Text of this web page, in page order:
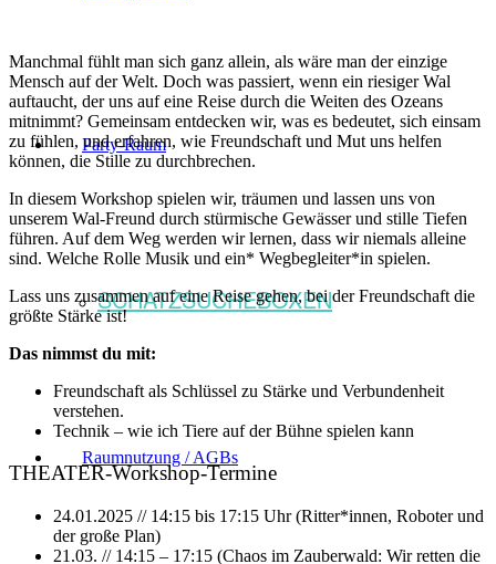
Party-Raum
SCHATZSUCHEBOXEN
Raumnutzung / AGBs
Manchmal fühlt man sich ganz allein, als wäre man der einzige
Mensch auf der Welt. Doch was passiert, wenn ein riesiger Wal
auftaucht, der uns auf eine Reise durch die Weiten des Ozeans
mitnimmt? Gemeinsam entdecken wir, was es bedeutet, sich einsam
zu fühlen, und erfahren, wie Freundschaft und Mut uns helfen
können, die Stille zu durchbrechen.
In diesem Workshop spielen wir, träumen und lassen uns von
unserem Wal-Freund durch stürmische Gewässer und stille Tiefen
führen. Auf dem Weg werden wir lernen, dass wir niemals alleine
sind. Welche Rolle Musik und ein* Wegbegleiter*in spielen.
Lass uns zusammen auf eine Reise gehen, bei der Freundschaft die
größte Stärke ist!
Das nimmst du mit:
Freundschaft als Schlüssel zu Stärke und Verbundenheit
verstehen.
Technik – wie ich Tiere auf der Bühne spielen kann
THEATER-Workshop-Termine
24.01.2025 // 14:15 bis 17:15 Uhr (Ritter*innen, Roboter und
der große Plan)
21.03. // 14:15 – 17:15 (Chaos im Zauberwald: Wir retten die